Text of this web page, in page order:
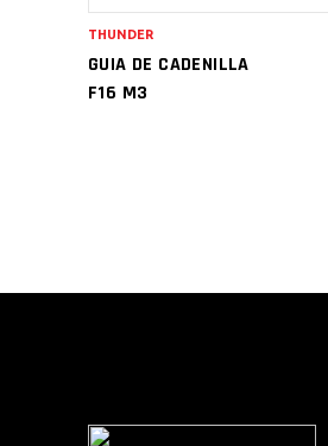
GUIA DE CADENILLA
F16 M3
THUNDER